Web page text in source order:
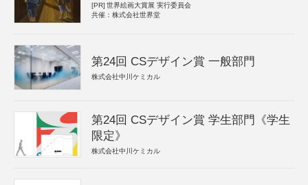
[PR] 世界絵画大賞展 実行委員会
共催：株式会社世界堂
第24回 CSデザイン賞 一般部門
株式会社中川ケミカル
第24回 CSデザイン賞 学生部門《学生
限定》
株式会社中川ケミカル